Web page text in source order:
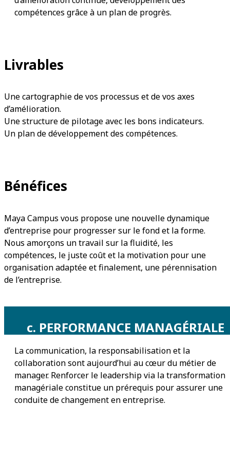
compétences grâce à un plan de progrès.
Livrables
Une cartographie de vos processus et de vos axes
d’amélioration.
Une structure de pilotage avec les bons indicateurs.
Un plan de développement des compétences.
Bénéfices
Maya Campus vous propose une nouvelle dynamique
d’entreprise pour progresser sur le fond et la forme.
Nous amorçons un travail sur la fluidité, les
compétences, le juste coût et la motivation pour une
organisation adaptée et finalement, une pérennisation
de l’entreprise.
c. PERFORMANCE MANAGÉRIALE
La communication, la responsabilisation et la
collaboration sont aujourd’hui au cœur du métier de
manager. Renforcer le leadership via la transformation
managériale constitue un prérequis pour assurer une
conduite de changement en entreprise.